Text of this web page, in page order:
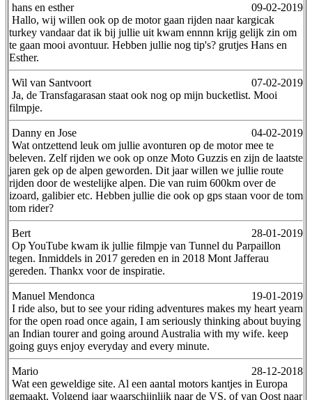
hans en esther
09-02-2019
Hallo, wij willen ook op de motor gaan rijden naar kargicak
turkey vandaar dat ik bij jullie uit kwam ennnn krijg gelijk zin om
te gaan mooi avontuur. Hebben jullie nog tip's? grutjes Hans en
Esther.
Wil van Santvoort
07-02-2019
Ja, de Transfagarasan staat ook nog op mijn bucketlist. Mooi
filmpje.
Danny en Jose
04-02-2019
Wat ontzettend leuk om jullie avonturen op de motor mee te
beleven. Zelf rijden we ook op onze Moto Guzzis en zijn de laatste
jaren gek op de alpen geworden. Dit jaar willen we jullie route
rijden door de westelijke alpen. Die van ruim 600km over de
izoard, galibier etc. Hebben jullie die ook op gps staan voor de tom
tom rider?
Bert
28-01-2019
Op YouTube kwam ik jullie filmpje van Tunnel du Parpaillon
tegen. Inmiddels in 2017 gereden en in 2018 Mont Jafferau
gereden. Thankx voor de inspiratie.
Manuel Mendonca
19-01-2019
I ride also, but to see your riding adventures makes my heart yearn
for the open road once again, I am seriously thinking about buying
an Indian tourer and going around Australia with my wife. keep
going guys enjoy everyday and every minute.
Mario
28-12-2018
Wat een geweldige site. Al een aantal motors kantjes in Europa
gemaakt. Volgend jaar waarschijnlijk naar de VS. of van Oost naar